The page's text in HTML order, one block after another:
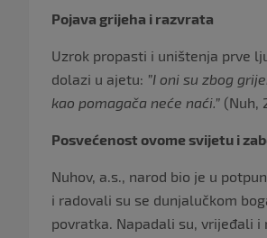
Pojava grijeha i razvrata
Uzrok propasti i uništenja prve
dolazi u ajetu: ”I oni su zbog
kao pomagača neće naći.” (Nuh,
Posvećenost ovome svijetu i
Nuhov, a.s., narod bio je u
i radovali su se dunjalučkom
povratka. Napadali su, vrijeđali